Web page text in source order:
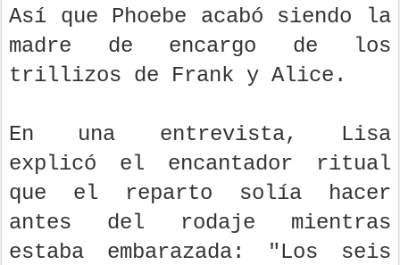
Así que Phoebe acabó siendo la
madre de encargo de los
trillizos de Frank y Alice.
En una entrevista, Lisa
explicó el encantador ritual
que el reparto solía hacer
antes del rodaje mientras
estaba embarazada: "Los seis